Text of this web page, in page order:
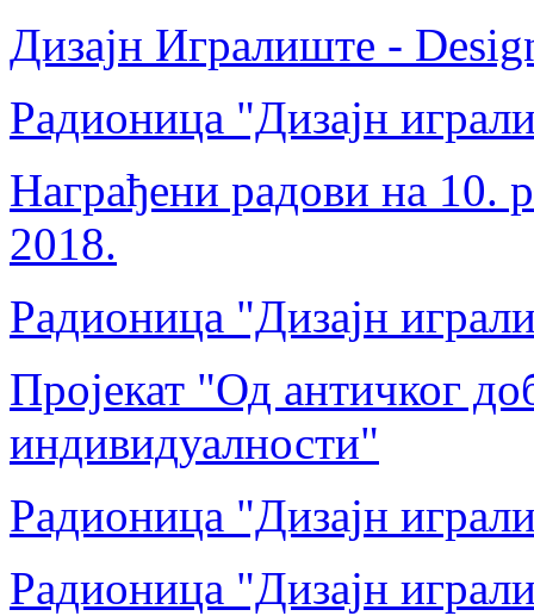
Дизајн Игралиште -
Радионица "Дизајн
Награђени радови на 10.
2018.
Радионица "Дизајн
Пројекат "Од античког
индивидуалности"
Радионица "Дизајн
Радионица "Дизајн